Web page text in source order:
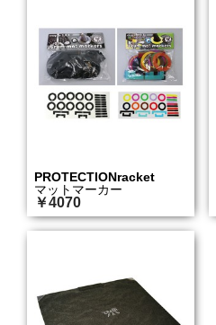
PROTECTIONracket
マットマーカー
￥4070